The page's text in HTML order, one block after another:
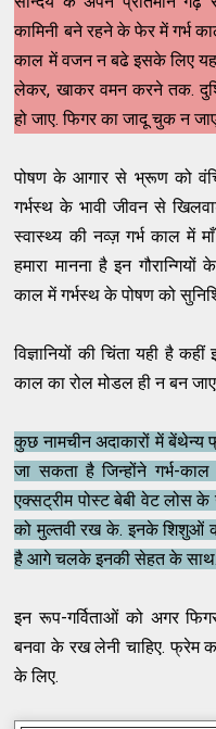
कामिनी बने रहने के फेर में गर्भ
काल में वजन न बढे इसके लिए यह
लेकर,खाकर वमन करने तक.
हो जाए.फिगर का जादू चुक न
पोषण के आगार से भ्रूण को
गर्भस्थ के भावी जीवन से
स्वास्थ्य की नव्ज़ गर्भ काल में माँ
हमारा मानना है इन गौरान्गियों के
काल में गर्भस्थ के पोषण को
विज्ञानियों की चिंता यही है कहीं
काल का रोल मोडल ही न बन जाए
कुछ नामचीन अदाकारों में बेंथेन्य
जा सकता है जिन्होंने गर्भ-काल
एक्सट्रीम पोस्ट बेबी वेट लोस के
को मुल्तवी रख के.इनके शिशुओं
है आगे चलके इनकी सेहत के साथ.
इन रूप-गर्विताओं को अगर
बनवा के रख लेनी चाहिए.फ्रेम
के लिए.